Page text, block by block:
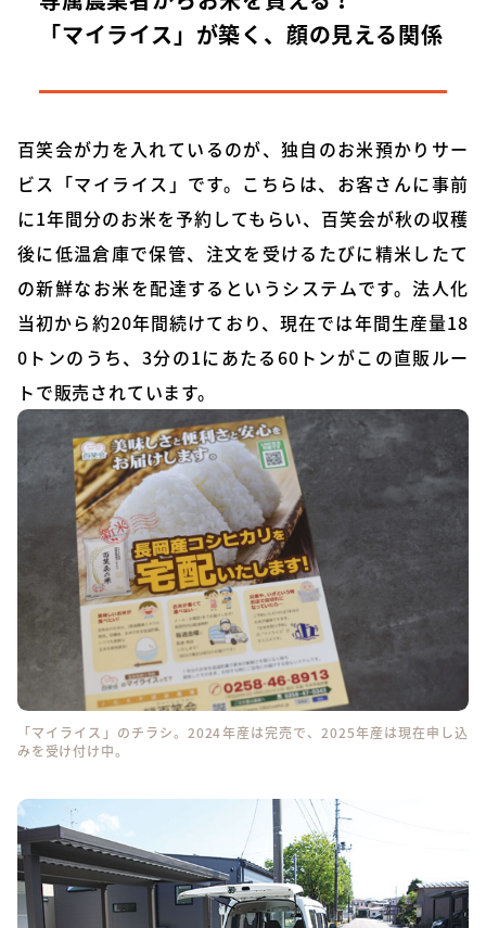
「マイライス」が築く、顔の見える関係
百笑会が力を入れているのが、独自のお米預かりサー
ビス「マイライス」です。こちらは、お客さんに事前
に1年間分のお米を予約してもらい、百笑会が秋の収穫
後に低温倉庫で保管、注文を受けるたびに精米したて
の新鮮なお米を配達するというシステムです。法人化
当初から約20年間続けており、現在では年間生産量18
0トンのうち、3分の1にあたる60トンがこの直販ルー
トで販売されています。
「マイライス」のチラシ。2024年産は完売で、2025年産は現在申し込
みを受け付け中。